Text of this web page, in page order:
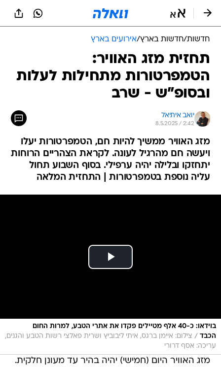
חדשות/חדשות בארץ/אירועים בארץ
תחזית מזג האוויר:
הטמפרטורות מתחילות לעלות
ובסופ"ש - שרב
יואב איתיאל
8.5.2025 / 2:42
מזג האוויר ממשיך להיות חם, הטמפרטורות יעלו
ויעשה חם מהרגיל לעונה. לקראת הצהריים הרוחות
יתחזקו ובלילה יהיה ערפילי. בסוף השבוע תחול
עליה נוספת בטמפרטורות | התחזית המלאה
בוידאו: כ-40 אלף מטיילים פקדו את אתרי הטבע, למרות החום
הכבד / צילום: איימן ברגס, איתי ליבוביץ ושרית פאלצי רשות הטבע והגנים,
עריכה: אסף דרורי
מזג האוויר היום (חמישי) יהיה בהיר עד מעונן חלקית.